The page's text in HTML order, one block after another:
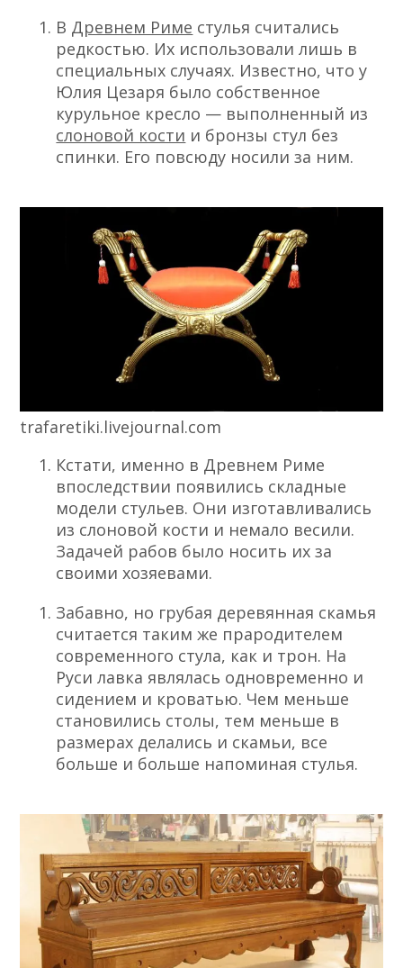
В Древнем Риме стулья считались
редкостью. Их использовали лишь в
специальных случаях. Известно, что у
Юлия Цезаря было собственное
курульное кресло — выполненный из
слоновой кости и бронзы стул без
спинки. Его повсюду носили за ним.
trafaretiki.livejournal.com
Кстати, именно в Древнем Риме
впоследствии появились складные
модели стульев. Они изготавливались
из слоновой кости и немало весили.
Задачей рабов было носить их за
своими хозяевами.
Забавно, но грубая деревянная скамья
считается таким же прародителем
современного стула, как и трон. На
Руси лавка являлась одновременно и
сидением и кроватью. Чем меньше
становились столы, тем меньше в
размерах делались и скамьи, все
больше и больше напоминая стулья.